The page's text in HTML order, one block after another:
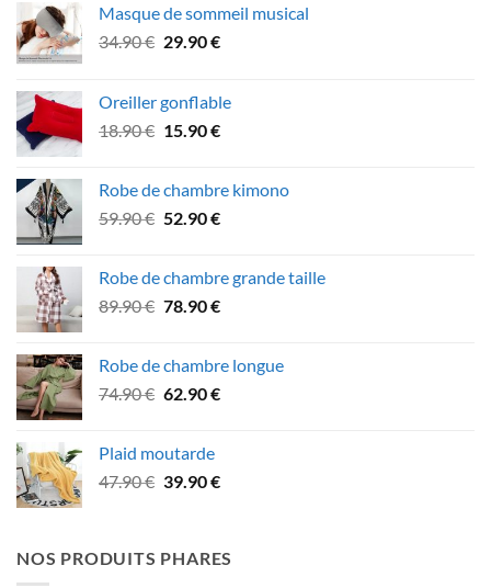
Masque de sommeil musical
34.90€ Le
était :
34.90 €.
29.90€Le
est :
29.90 €.
Oreiller gonflable
18.90€ Le
était :
18.90 €.
15.90€Le
est :
15.90 €.
Robe de chambre kimono
59.90€ Le
était :
59.90 €.
52.90€Le
est :
52.90 €.
Robe de chambre grande taille
89.90€ Le
était :
89.90 €.
78.90€Le
est :
78.90 €.
Robe de chambre longue
74.90€ Le
était :
74.90 €.
62.90€Le
62.90 €.
Plaid moutarde
47.90€ Le
était :
47.90 €.
39.90€Le
est :
39.90 €.
NOS PRODUITS PHARES